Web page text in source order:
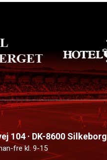
104 · DK-8600 Silkeborg
fre kl. 9-15